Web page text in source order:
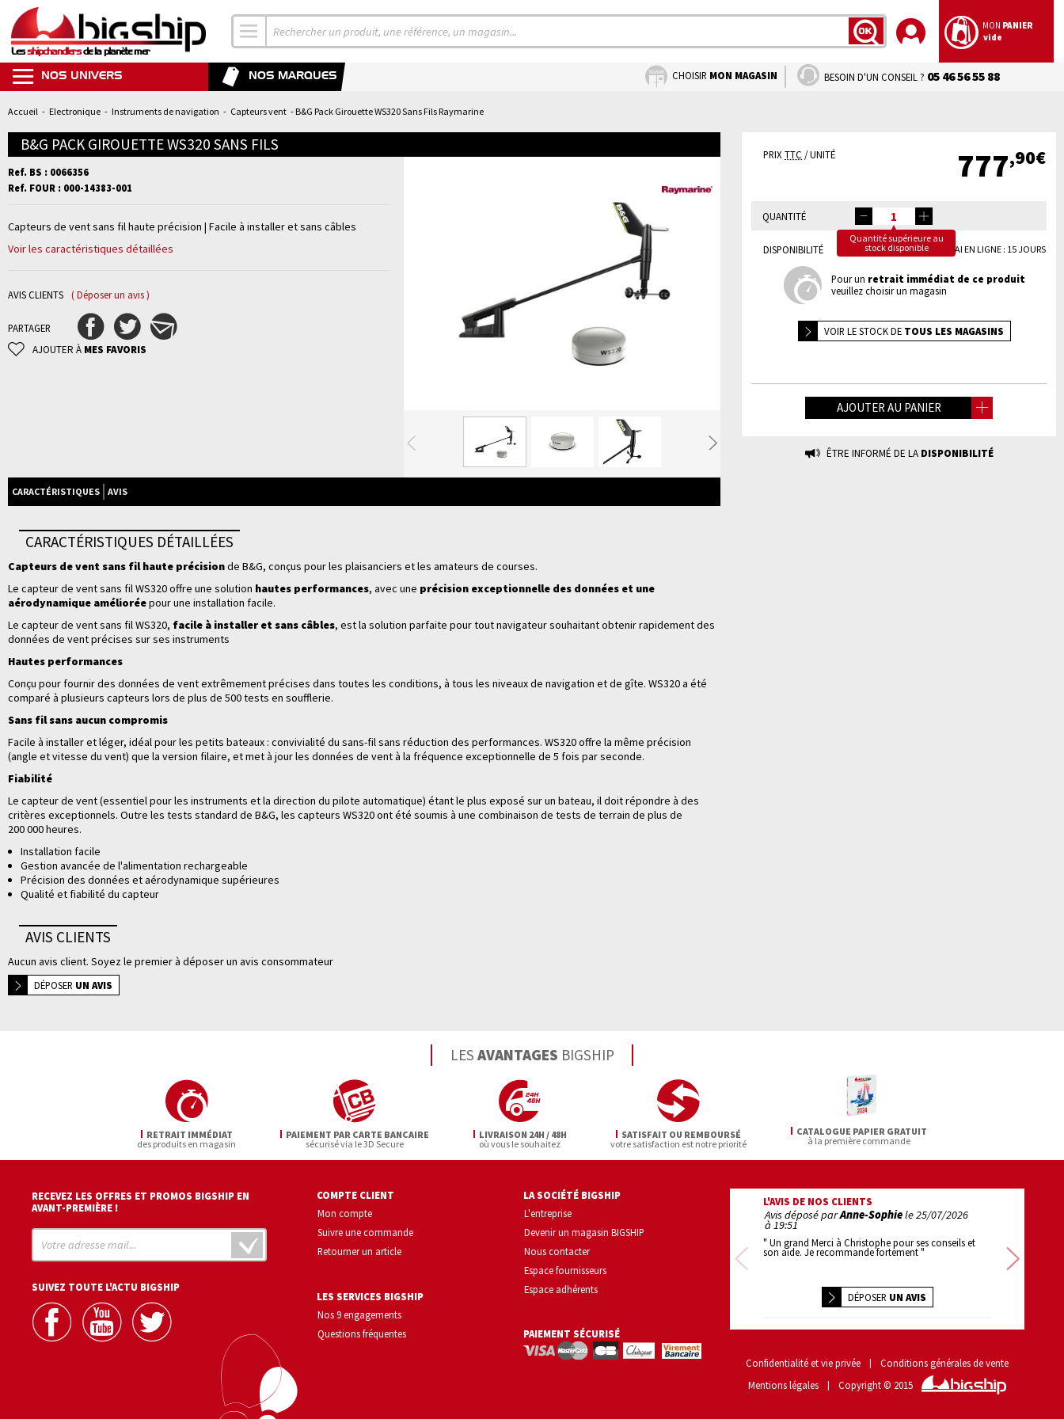
Lesshipchandlersde la planète mer
LANCER
MON PANIER
vide
NOS UNIVERS NOS MARQUES CHOISIR MON MAGASIN BESOIN D'UN CONSEIL ? 05 46 56 55 88
Accueil - Electronique - Instruments de navigation - Capteurs vent - B&G Pack Girouette WS320 Sans Fils Raymarine
B&G PACK GIROUETTE WS320 SANS FILS
Précédente
PRIXTTC / UNITÉ 777,90€
QUANTITÉ
Quantité supérieure au
stock disponible
DISPONIBILITÉ DÉLAI EN LIGNE : 15 JOURS
Pour un retrait immédiat de ce produit
veuillez choisir un magasin
VOIR LESTOCK DE TOUS LES MAGASINS
AJOUTER AU PANIER
ÊTRE INFORMÉ DE LA DISPONIBILITÉ
Ref. BS : 0066356
Ref. FOUR : 000-14383-001
Capteurs de vent sans fil haute précision | Facile à installer et sans câbles
Voir les caractéristiques détaillées
AVIS CLIENTS ( Déposer un avis )
PARTAGER
AJOUTER À MES FAVORIS
CARACTÉRISTIQUES AVIS
CARACTÉRISTIQUES DÉTAILLÉES
Capteurs de vent sans fil haute précisionde B&G, conçus pour les plaisanciers et les amateurs de courses.
Le capteur de vent sans fil WS320 offre une solution hautes performances, avec une précision exceptionnelle des données et une
aérodynamique amélioréepour une installation facile.
Le capteur de vent sans fil WS320, facile à installer et sans câbles, est la solution parfaite pour tout navigateur souhaitant obtenir rapidement des
données de vent précises sur ses instruments
Hautes performances
Conçu pour fournir des données de vent extrêmement précises dans toutes les conditions, à tous les niveaux de navigation et de gîte. WS320 a été
comparé à plusieurs capteurs lors de plus de 500 tests en soufflerie.
Sans fil sans aucun compromis
Facile à installer et léger, idéal pour les petits bateaux : convivialité du sans-fil sans réduction des performances. WS320 offre la même précision
(angle et vitesse du vent) que la version filaire, et met à jour les données de vent à la fréquence exceptionnelle de 5 fois par seconde.
Fiabilité
Le capteur de vent (essentiel pour les instruments et la direction du pilote automatique) étant le plus exposé sur un bateau, il doit répondre à des
critères exceptionnels. Outre les tests standard de B&G, les capteurs WS320 ont été soumis à une combinaison de tests de terrain de plus de
200 000 heures.
Installation facile
Gestion avancée de l'alimentation rechargeable
Précision des données et aérodynamique supérieures
Qualité et fiabilité du capteur
AVIS CLIENTS
Aucun avis client. Soyez le premier à déposer un avis consommateur
DÉPOSER UN AVIS
LES AVANTAGES BIGSHIP
RETRAIT IMMÉDIAT
des produits en magasin
PAIEMENT PAR CARTE BANCAIRE
sécurisé via le 3D Secure
LIVRAISON 24H / 48H
où vous le souhaitez
SATISFAIT OU REMBOURSÉ
votre satisfaction est notre priorité
CATALOGUE PAPIER GRATUIT
à la première commande
RECEVEZ LES OFFRES ET PROMOS BIGSHIP EN
AVANT-PREMIÈRE !
SUIVEZ TOUTE L'ACTU BIGSHIP
COMPTE CLIENT
Mon compte
Suivre une commande
Retourner un article
LES SERVICES BIGSHIP
Nos 9 engagements
Questions fréquentes
LA SOCIÉTÉ BIGSHIP
L'entreprise
Devenir un magasin BIGSHIP
Nous contacter
Espace fournisseurs
Espace adhérents
PAIEMENT SÉCURISÉ
L'AVIS DE NOS CLIENTS
Précédente
Avis déposé parAnne-Sophiele25/07/2026
à 19:51
" Un grand Merci à Christophe pour ses conseils et
son aide. Je recommande fortement " efficace . bravo "
DÉPOSER UN AVIS
Confidentialité et vie privée
Conditions générales de vente
Mentions légales
Copyright © 2015